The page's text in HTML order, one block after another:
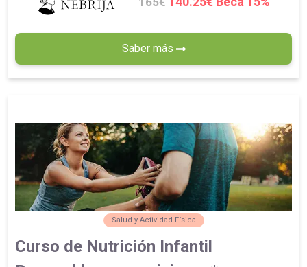
Saber más
Salud y Actividad Física
Curso de Nutrición Infantil